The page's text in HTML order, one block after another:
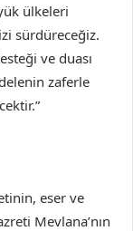
ülkeleri
sürdüreceğiz.
ve duası
zaferle
eser ve
Mevlana’nın